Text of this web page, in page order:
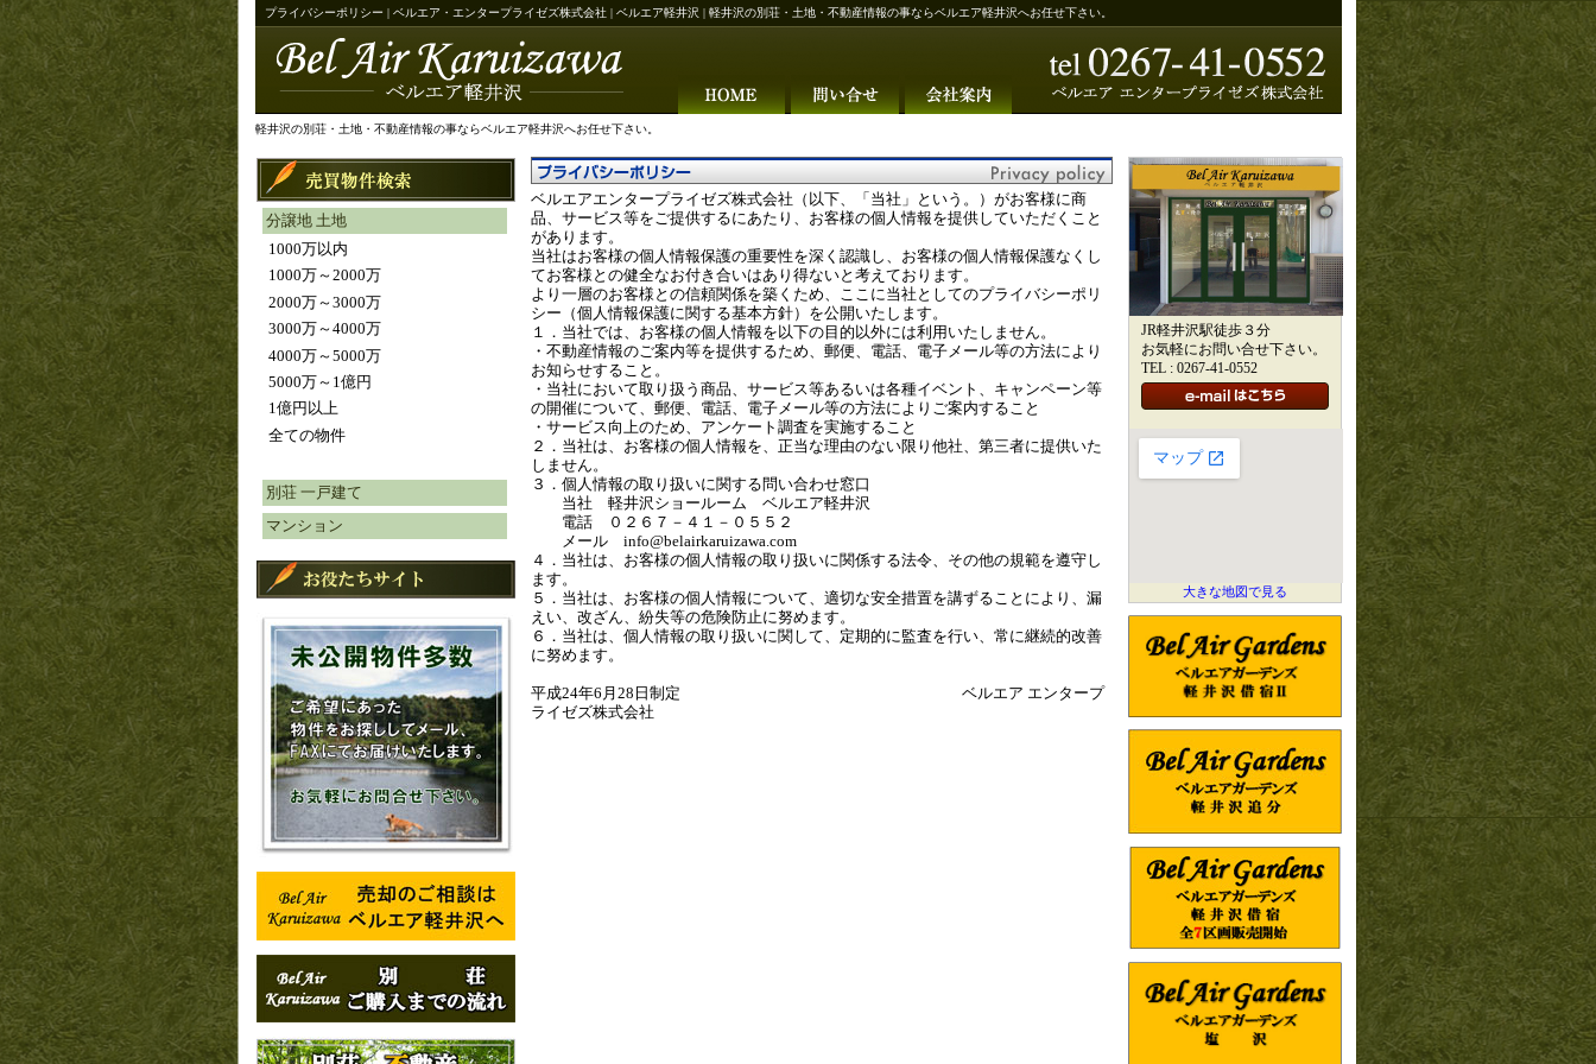
プライバシーポリシー | ベルエア・エンタープライゼズ株式会社 | ベルエア軽井沢 | 軽井沢の別荘・土地・不動産情報の事ならベルエア軽井沢へお任せ下さい。
軽井沢の別荘・土地・不動産情報の事ならベルエア軽井沢へお任せ下さい。
分譲地 土地
1000万以内
1000万～2000万
2000万～3000万
3000万～4000万
4000万～5000万
5000万～1億円
1億円以上
全ての物件
別荘 一戸建て
マンション
JR軽井沢駅徒歩３分
お気軽にお問い合せ下さい。
TEL : 0267-41-0552
大きな地図で見る
ベルエアエンタープライゼズ株式会社（以下、「当社」という。）がお客様に商
品、サービス等をご提供するにあたり、お客様の個人情報を提供していただくこと
があります。
当社はお客様の個人情報保護の重要性を深く認識し、お客様の個人情報保護なくし
てお客様との健全なお付き合いはあり得ないと考えております。
より一層のお客様との信頼関係を築くため、ここに当社としてのプライバシーポリ
シー（個人情報保護に関する基本方針）を公開いたします。
１．当社では、お客様の個人情報を以下の目的以外には利用いたしません。
・不動産情報のご案内等を提供するため、郵便、電話、電子メール等の方法により
お知らせすること。
・当社において取り扱う商品、サービス等あるいは各種イベント、キャンペーン等
の開催について、郵便、電話、電子メール等の方法によりご案内すること
・サービス向上のため、アンケート調査を実施すること
２．当社は、お客様の個人情報を、正当な理由のない限り他社、第三者に提供いた
しません。
３．個人情報の取り扱いに関する問い合わせ窓口
当社 軽井沢ショールーム ベルエア軽井沢
電話 ０２６７－４１－０５５２
メール info@belairkaruizawa.com
４．当社は、お客様の個人情報の取り扱いに関係する法令、その他の規範を遵守し
ます。
５．当社は、お客様の個人情報について、適切な安全措置を講ずることにより、漏
えい、改ざん、紛失等の危険防止に努めます。
６．当社は、個人情報の取り扱いに関して、定期的に監査を行い、常に継続的改善
に努めます。
平成24年6月28日制定 ベルエア エンタープ
ライゼズ株式会社